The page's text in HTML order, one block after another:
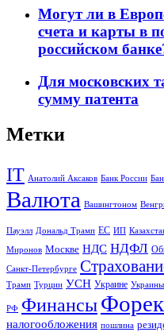
Могут ли в
счета и карты в
российском
Для московских
сумму патента
Метки
IT Анатолий Аксаков Банк России
Валюта Вашингтоном
Пауэлл Дональд Трамп ЕС ИП
Миронов Москве НДС НДФЛ
Санкт-Петербурге
Трамп Турции УСН Украине Украины
РФ Финансы
налогообложения пошлина